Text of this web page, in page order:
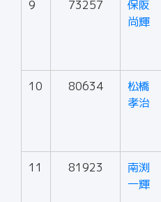
9 73257
保阪
尚輝
10 80634
松橋
孝治
11 81923
南渕
一輝